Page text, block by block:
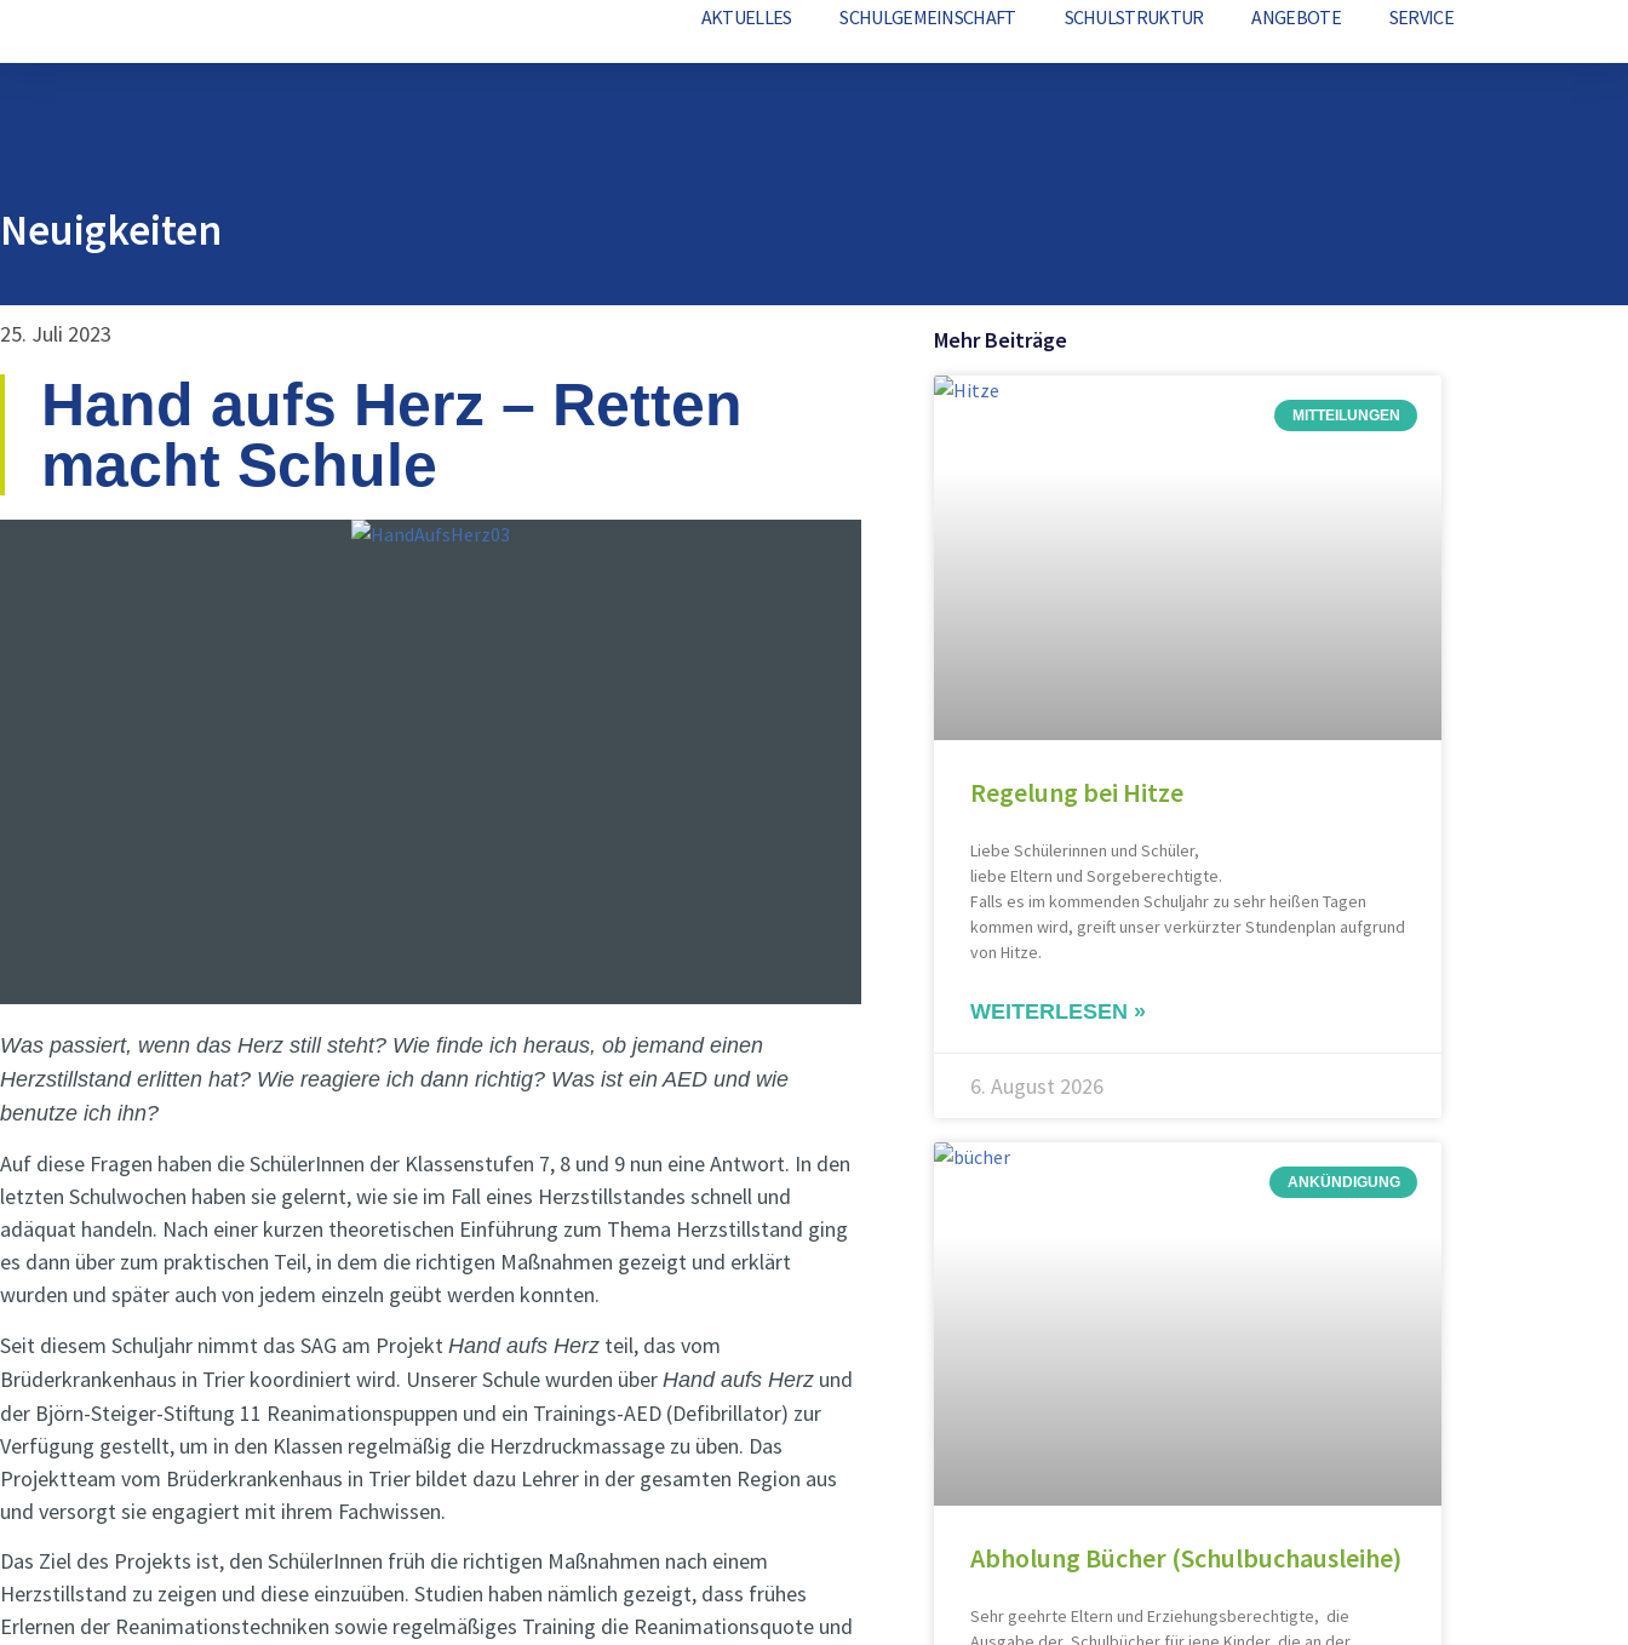
AKTUELLES SCHULGEMEINSCHAFT SCHULSTRUKTUR ANGEBOTE SERVICE
Neuigkeiten
25. Juli 2023
Hand aufs Herz – Retten
macht Schule
Was passiert, wenn das Herz still steht? Wie finde ich heraus, ob jemand einen
Herzstillstand erlitten hat? Wie reagiere ich dann richtig? Was ist ein AED und wie
benutze ich ihn?
Auf diese Fragen haben die SchülerInnen der Klassenstufen 7, 8 und 9 nun eine Antwort. In den
letzten Schulwochen haben sie gelernt, wie sie im Fall eines Herzstillstandes schnell und
adäquat handeln. Nach einer kurzen theoretischen Einführung zum Thema Herzstillstand ging
es dann über zum praktischen Teil, in dem die richtigen Maßnahmen gezeigt und erklärt
wurden und später auch von jedem einzeln geübt werden konnten.
Seit diesem Schuljahr nimmt das SAG am Projekt Hand aufs Herz teil, das vom
Brüderkrankenhaus in Trier koordiniert wird. Unserer Schule wurden über Hand aufs Herz und
der Björn-Steiger-Stiftung 11 Reanimationspuppen und ein Trainings-AED (Defibrillator) zur
Verfügung gestellt, um in den Klassen regelmäßig die Herzdruckmassage zu üben. Das
Projektteam vom Brüderkrankenhaus in Trier bildet dazu Lehrer in der gesamten Region aus
und versorgt sie engagiert mit ihrem Fachwissen.
Das Ziel des Projekts ist, den SchülerInnen früh die richtigen Maßnahmen nach einem
Herzstillstand zu zeigen und diese einzuüben. Studien haben nämlich gezeigt, dass frühes
Erlernen der Reanimationstechniken sowie regelmäßiges Training die Reanimationsquote und
Mehr Beiträge
MITTEILUNGEN
Regelung bei Hitze
Liebe Schülerinnen und Schüler,
liebe Eltern und Sorgeberechtigte.
Falls es im kommenden Schuljahr zu sehr heißen Tagen
kommen wird, greift unser verkürzter Stundenplan aufgrund
von Hitze.
WEITERLESEN »
6. August 2026
ANKÜNDIGUNG
Abholung Bücher (Schulbuchausleihe)
Sehr geehrte Eltern und Erziehungsberechtigte, die